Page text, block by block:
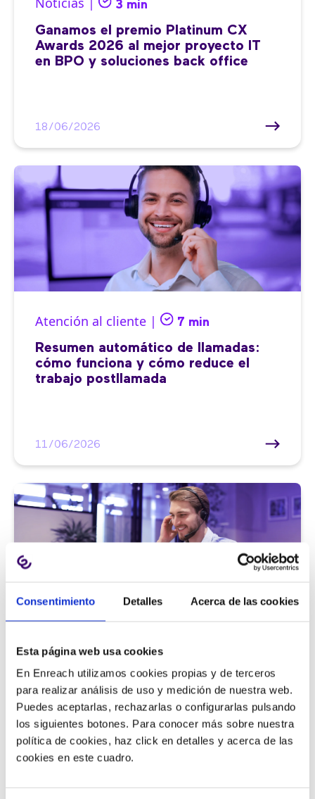
Consentimiento Detalles Acerca de las cookies
Esta página web usa cookies
En Enreach utilizamos cookies propias y de terceros
para realizar análisis de uso y medición de nuestra web.
Puedes aceptarlas, rechazarlas o configurarlas pulsando
los siguientes botones. Para conocer más sobre nuestra
política de cookies, haz click en detalles y acerca de las
cookies en este cuadro.
3 min
Ganamos el premio Platinum CX
Awards 2026 al mejor proyecto IT
en BPO y soluciones back office
18/06/2026
Atención al cliente | 7 min
Resumen automático de llamadas:
cómo funciona y cómo reduce el
trabajo postllamada
11/06/2026
9 métricas de call center para medir
la satisfacción del cliente
11/06/2026